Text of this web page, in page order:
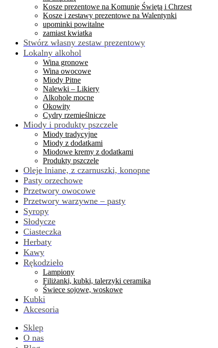
Kosze prezentowe na Komunię Świętą i Chrzest
Kosze i zestawy prezentowe na Walentynki
upominki powitalne
zamiast kwiatka
Stwórz własny zestaw prezentowy
Lokalny alkohol
Wina gronowe
Wina owocowe
Miody Pitne
Nalewki – Likiery
Alkohole mocne
Okowity
Cydry rzemieślnicze
Miody i produkty pszczele
Miody tradycyjne
Miody z dodatkami
Miodowe kremy z dodatkami
Produkty pszczele
Oleje lniane, z czarnuszki, konopne
Pasty orzechowe
Przetwory owocowe
Przetwory warzywne – pasty
Syropy
Słodycze
Ciasteczka
Herbaty
Kawy
Rękodzieło
Lampiony
Filiżanki, kubki, talerzyki ceramika
Świece sojowe, woskowe
Kubki
Akcesoria
Sklep
O nas